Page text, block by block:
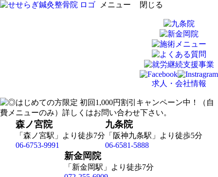
メニュー 閉じる
求人・会社情報
森ノ宮院
「森ノ宮駅」より徒歩7分
06-6753-9991
九条院
「阪神九条駅」より徒歩5分
06-6581-5888
新金岡院
「新金岡駅」より徒歩7分